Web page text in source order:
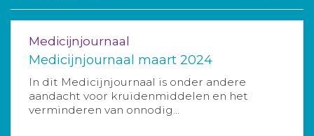
Medicijnjournaal
Medicijnjournaal maart 2024
In dit Medicijnjournaal is onder andere
aandacht voor kruidenmiddelen en het
verminderen van onnodig...